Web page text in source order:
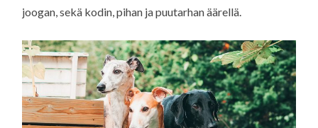
joogan, sekä kodin, pihan ja puutarhan äärellä.